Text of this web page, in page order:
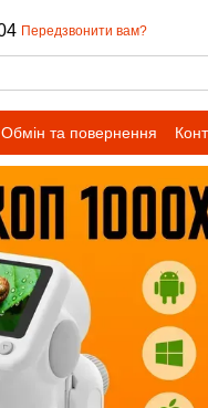
Передзвонити вам?
Обмін та повернення
Умови співпраці для